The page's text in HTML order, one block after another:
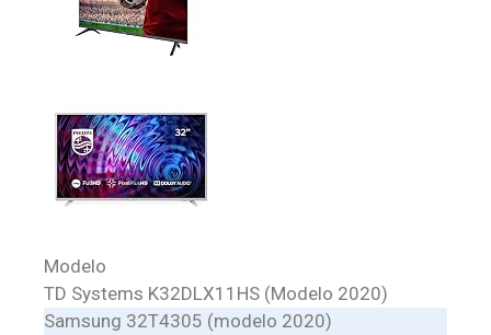
Modelo
TD Systems K32DLX11HS (Modelo 2020)
Samsung 32T4305 (modelo 2020)